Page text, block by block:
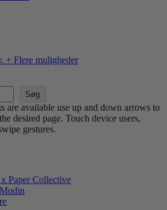
Prisinterval:
4,095 kr.
+ Flere muligheder
Søg
are available use up and down arrows to
desired page. Touch device users,
gestures.
Paper Collective